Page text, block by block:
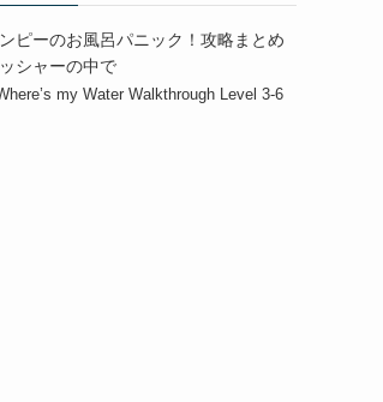
ピーのお風呂パニック！攻略まとめ
シャーの中で
my Water Walkthrough Level 3-6